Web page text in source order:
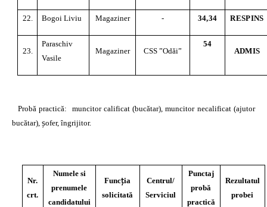
22. Bogoi Liviu Magaziner - 34,34 RESPINS
23.
Paraschiv
Vasile
Magaziner CSS ”Odăi”
54
ADMIS
Probă practică:
muncitor calificat (bucătar), muncitor necalificat (ajutor
bucătar), şofer, îngrijitor.
Nr.
crt.
Numele si
prenumele
candidatului
Funcţia
solicitată
Centrul/
Serviciul
Punctaj
probă
practică
Rezultatul
probei